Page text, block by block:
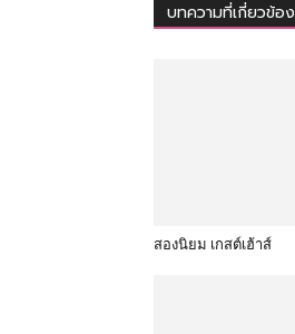
บทความที่เกี่ยวข้อง
สองนิยม เกสต์เฮ้าส์